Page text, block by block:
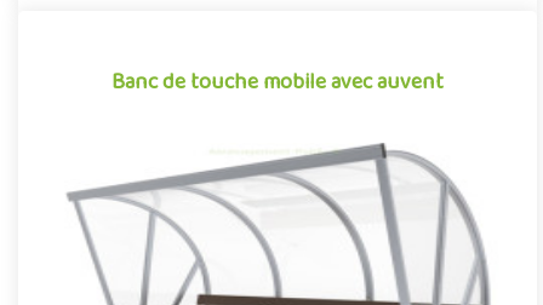
Banc de touche mobile avec auvent
Banc de touche mobile avec auvent
Dans de nombreuses collectivités, les infrastructures sportives,
telles que les stades et les terrains de grands jeux, font l..
Offre partenaire